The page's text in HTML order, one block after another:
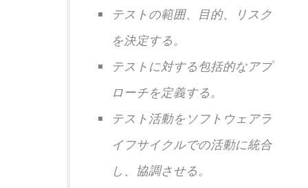
テストの範囲、目的、リスク
を決定する。
テストに対する包括的なアプ
ローチを定義する。
テスト活動をソフトウェアラ
イフサイクルでの活動に統合
し、協調させる。